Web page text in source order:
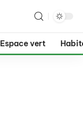
Espace vert